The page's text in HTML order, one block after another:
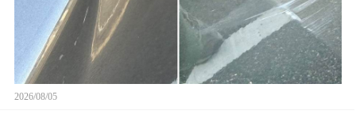
2026/08/05